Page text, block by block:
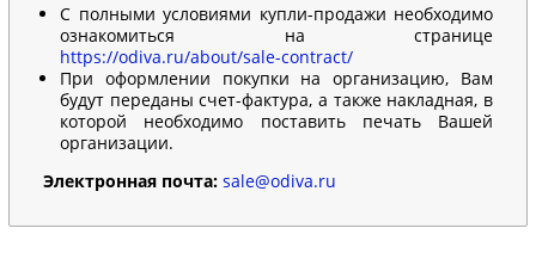
С полными условиями купли-продажи необходимо
ознакомиться на странице
https://odiva.ru/about/sale-contract/
При оформлении покупки на организацию, Вам
будут переданы счет-фактура, а также накладная, в
которой необходимо поставить печать Вашей
организации.
Электронная почта: sale@odiva.ru